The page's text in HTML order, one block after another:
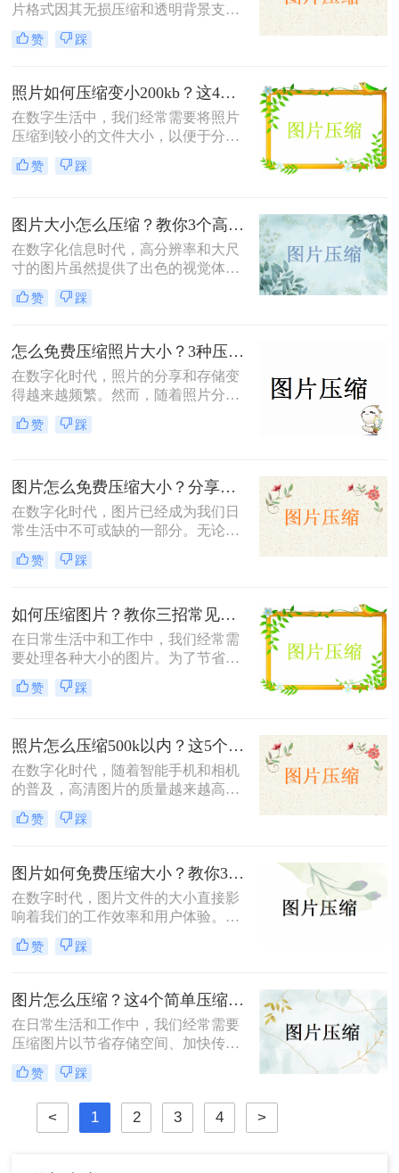
片格式因其无损压缩和透明背景支持
而广受欢迎，但有时候文件大小可能
会过大，影响网页加载速度或文件传
本文将介绍三种压缩PNG图片的方
法，旨在帮助你在保持图像质量的前
提下减小文件大小。
赞 踩
照片如何压缩变小200kb？这4种压缩方法请务必学会！
在数字生活中，我们经常需要将照片
压缩到较小的文件大小，以便于分
享、上传或存储。那么照片如何压缩
变小200kb呢？本文将介绍四种将照
赞 踩
图片大小怎么压缩？教你3个高效压缩方法！
在数字化信息时代，高分辨率和大尺
寸的图片虽然提供了出色的视觉体
验，但也带来了存储空间占用过多、
网页加载速度慢以及文件传输效率低
图片大小压缩的方法变得尤为重要。
那么图片大小怎么压缩呢？本文将介
绍三种实用且高效的图片压缩方法。
赞 踩
怎么免费压缩照片大小？3种压缩方法推荐！
在数字化时代，照片的分享和存储变
得越来越频繁。然而，随着照片分辨
率的提高，文件大小也随之增加，这
不仅占据了大量存储空间，还在上传
能节省存储空间又能保证照片质量，
成为了一项重要的技能。本文将介绍
三种实用且高效的免费照片压缩方
项。
赞 踩
图片怎么免费压缩大小？分享三种高效压缩方法！
在数字化时代，图片已经成为我们日
常生活中不可或缺的一部分。无论是
社交媒体的分享、网站的建设，还是
个人的照片保存，图片的使用频率都
片数量不断增加，图片的大小也在不
断膨胀，导致存储空间不足、上传速
度慢以及加载时间延长等一系列问
题。因此，掌握图片怎么免费压缩大
小，既能节省存储空间又能保证图片
质量，成为了一项重要的技能。本文
缩方法。
赞 踩
如何压缩图片？教你三招常见压缩方法！
在日常生活中和工作中，我们经常需
要处理各种大小的图片。为了节省存
储空间、加快文件传输速度或优化网
页加载性能，压缩图片成为了一项必
赞 踩
照片怎么压缩500k以内？这5个压缩方法推荐给你！
在数字化时代，随着智能手机和相机
的普及，高清图片的质量越来越高，
但这也导致了单张图片的文件大小动
辄数兆字节（MB），给存储、传输
件附件限制、社交媒体上传要求或网
页加载速度优化的需求，将照片压缩
至500K以内成为了许多用户迫切需要
掌握的一项技能。那么照片怎么压缩
500k以内呢？本文将详细介绍五种简
单易行的照片压缩方法，帮助您轻松
赞 踩
图片如何免费压缩大小？教你3个压缩图片的好方法！
在数字时代，图片文件的大小直接影
响着我们的工作效率和用户体验。无
论是为了加快网页加载速度、适应特
定平台的上传要求还是节省存储空
项非常重要的技能。本文将介绍三种
广泛使用的图片压缩方法。
赞 踩
图片怎么压缩？这4个简单压缩方法用起来！
在日常生活和工作中，我们经常需要
压缩图片以节省存储空间、加快传输
速度或满足特定的上传要求。那么图
片怎么压缩呢？本文将介绍四种图片
压缩方法，帮助您更好地进行图片压
赞 踩
< 1 2 3 4 >